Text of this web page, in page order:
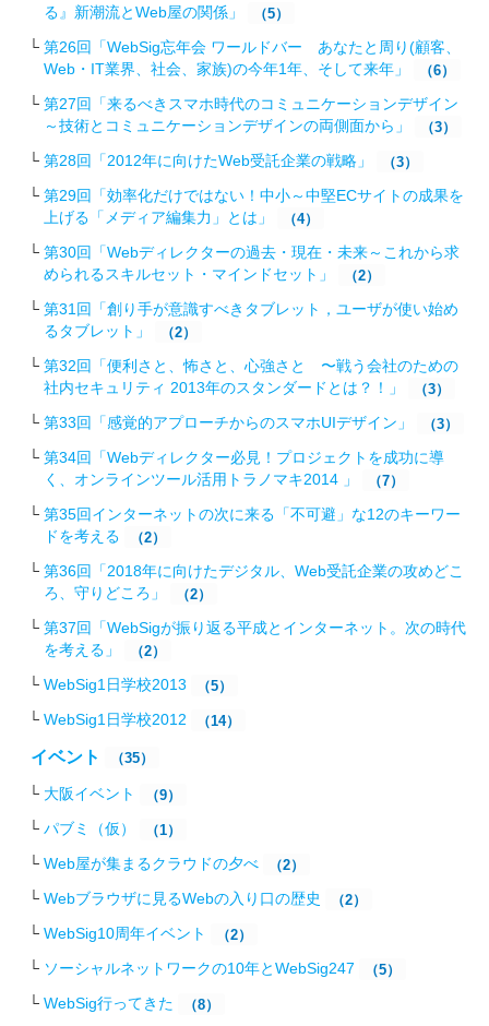
る』新潮流とWeb屋の関係」
（5）
第26回「WebSig忘年会 ワールドバー あなたと周り(顧客、
Web・IT業界、社会、家族)の今年1年、そして来年」
（6）
第27回「来るべきスマホ時代のコミュニケーションデザイン
～技術とコミュニケーションデザインの両側面から」
（3）
第28回「2012年に向けたWeb受託企業の戦略 」 （3）
第29回「効率化だけではない！中小～中堅ECサイトの成果を
上げる「メディア編集力」とは」
（4）
第30回「Webディレクターの過去・現在・未来～これから求
められるスキルセット・マインドセット」
（2）
第31回「創り手が意識すべきタブレット，ユーザが使い始め
るタブレット」
（2）
第32回「便利さと、怖さと、心強さと 〜戦う会社のための
社内セキュリティ 2013年のスタンダードとは？！」
（3）
第33回「感覚的アプローチからのスマホUIデザイン」 （3）
第34回「Webディレクター必見！プロジェクトを成功に導
く、オンラインツール活用トラノマキ2014 」
（7）
第35回インターネットの次に来る「不可避」な12のキーワー
ドを考える
（2）
第36回「2018年に向けたデジタル、Web受託企業の攻めどこ
ろ、守りどころ」
（2）
第37回「WebSigが振り返る平成とインターネット。次の時代
を考える」
（2）
WebSig1日学校2013 （5）
WebSig1日学校2012 （14）
イベント （35）
大阪イベント （9）
パブミ（仮） （1）
Web屋が集まるクラウドの夕べ （2）
Webブラウザに見るWebの入り口の歴史 （2）
WebSig10周年イベント （2）
ソーシャルネットワークの10年とWebSig247 （5）
WebSig行ってきた （8）